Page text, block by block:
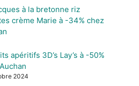
à la bretonne riz
crème Marie à -34% chez
apéritifs 3D’s Lay’s à -50%
2024